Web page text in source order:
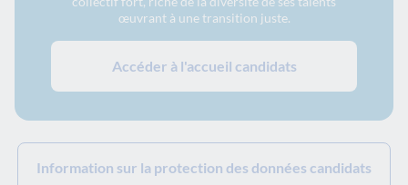
œuvrant à une transition juste.
Accéder à l'accueil candidats
Information sur la protection des données candidats